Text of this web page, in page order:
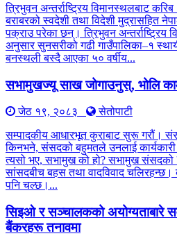
त्रिभुवन अन्तर्राष्ट्रिय विमानस्थलबाट
बराबरको स्वदेशी तथा विदेशी मुद्रासहित
पक्राउ परेका छन्। त्रिभुवन अन्तर्राष्ट्रिय
अनुसार सुनसरीको गढी गाउँपालिका–१
बनस्थली बस्दै आएका ५० वर्षीय...
सभामुखज्यू साख जोगाउनुस्, भोलि
जेठ १९, २०८३
सेतोपाटी
सम्पादकीय आधारभूत कुराबाट सुरू गरौं।
किनभने, संसदको बहुमतले उनलाई कार्यकारी
त्यसो भए, सभामुख को हो? सभामुख संसदको
सांसदबीच बहस तथा वादविवाद
पनि चल्छ।...
सिइओ र सञ्चालकको अयोग्यताबारे
बैंकरहरू तनावमा